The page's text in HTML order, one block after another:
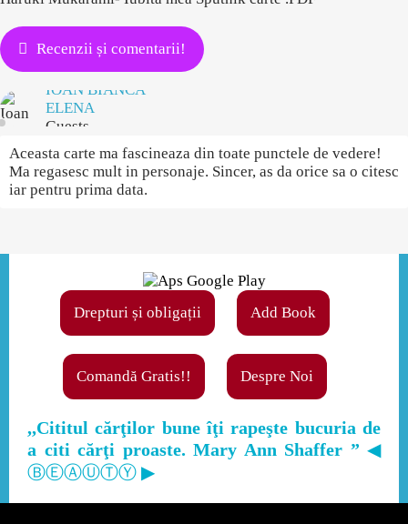
Recenzii și comentarii!
IOAN BIANCA
ELENA
Guests
Aceasta carte ma fascineaza din toate punctele de vedere!
Ma regasesc mult in personaje. Sincer, as da orice sa o citesc
iar pentru prima data.
Drepturi și obligații Add Book
Comandă Gratis!! Despre Noi
,,Cititul cărţilor bune îţi rapeşte bucuria de
a citi cărţi proaste. Mary Ann Shaffer ” ◀
ⒷⒺⒶⓊⓉⓎ ▶